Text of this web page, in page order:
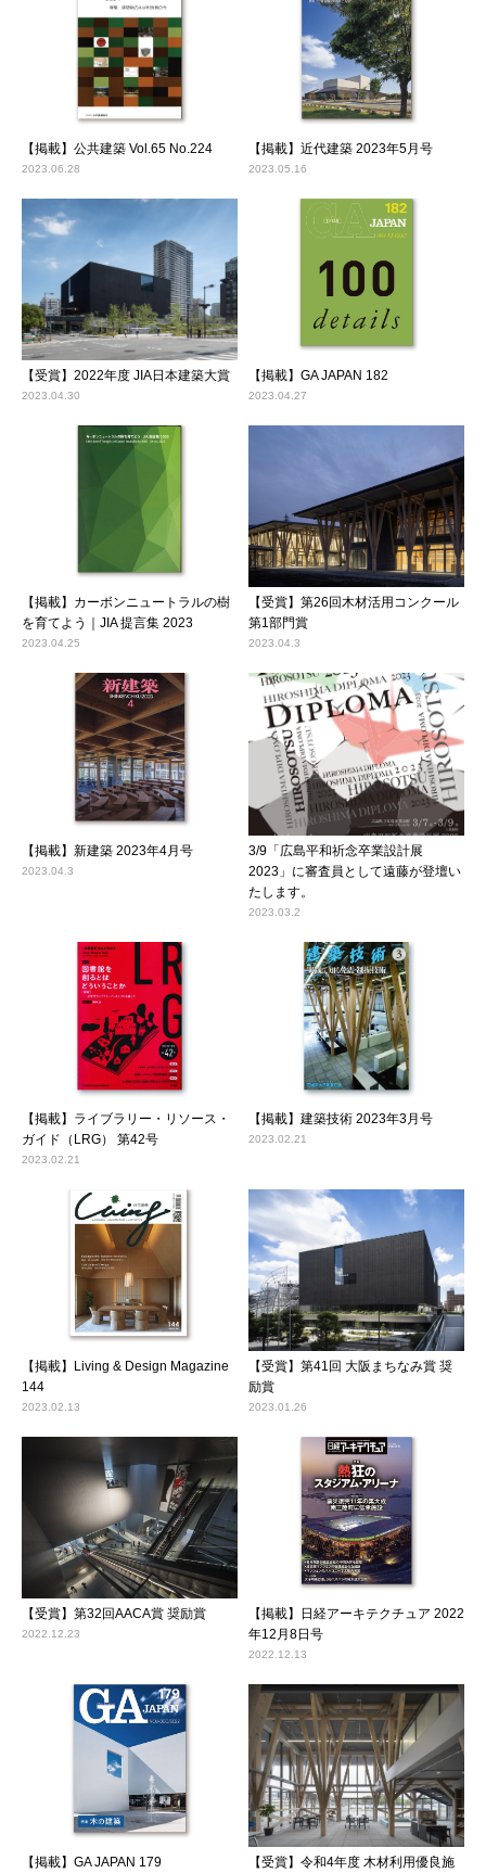
【掲載】公共建築 Vol.65 No.224
2023.06.28
【掲載】近代建築 2023年5月号
2023.05.16
【受賞】2022年度 JIA日本建築大賞
2023.04.30
【掲載】GA JAPAN 182
2023.04.27
【掲載】カーボンニュートラルの樹
を育てよう｜JIA 提言集 2023
2023.04.25
【受賞】第26回木材活用コンクール
第1部門賞
2023.04.3
【掲載】新建築 2023年4月号
2023.04.3
3/9「広島平和祈念卒業設計展
2023」に審査員として遠藤が登壇い
たします。
2023.03.2
【掲載】ライブラリー・リソース・
ガイド（LRG） 第42号
2023.02.21
【掲載】建築技術 2023年3月号
2023.02.21
【掲載】Living & Design Magazine
144
2023.02.13
【受賞】第41回 大阪まちなみ賞 奨
励賞
2023.01.26
【受賞】第32回AACA賞 奨励賞
2022.12.23
【掲載】日経アーキテクチュア 2022
年12月8日号
2022.12.13
【掲載】GA JAPAN 179
【受賞】令和4年度 木材利用優良施